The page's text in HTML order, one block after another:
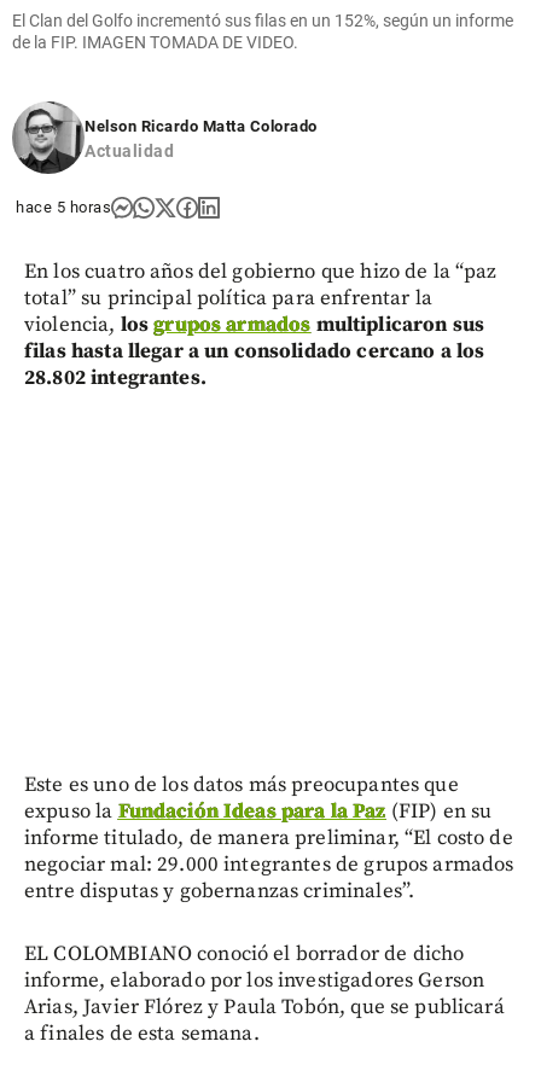
en Cali
El Clan del Golfo incrementó sus filas en un 152%, según un informe
de la FIP. IMAGEN TOMADA DE VIDEO.
Nelson Ricardo Matta Colorado
Actualidad
hace 5 horas
En los cuatro años del gobierno que hizo de la “paz
total” su principal política para enfrentar la
violencia, losgrupos armados multiplicaron sus
filas hasta llegar a un consolidado cercano a los
28.802 integrantes.
Este es uno de los datos más preocupantes que
expuso la Fundación Ideas para la Paz (FIP) en su
informe titulado, de manera preliminar, “El costo de
negociar mal: 29.000 integrantes de grupos armados
entre disputas y gobernanzas criminales”.
EL COLOMBIANO conoció el borrador de dicho
informe, elaborado por los investigadores Gerson
Arias, Javier Flórez y Paula Tobón, que se publicará
a finales de esta semana.